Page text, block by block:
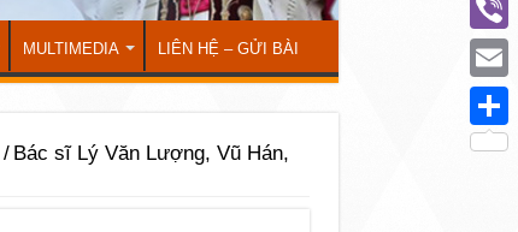
MULTIMEDIA LIÊN HỆ – GỬI BÀI
/ Bác sĩ Lý Văn Lượng, Vũ Hán,
Viber